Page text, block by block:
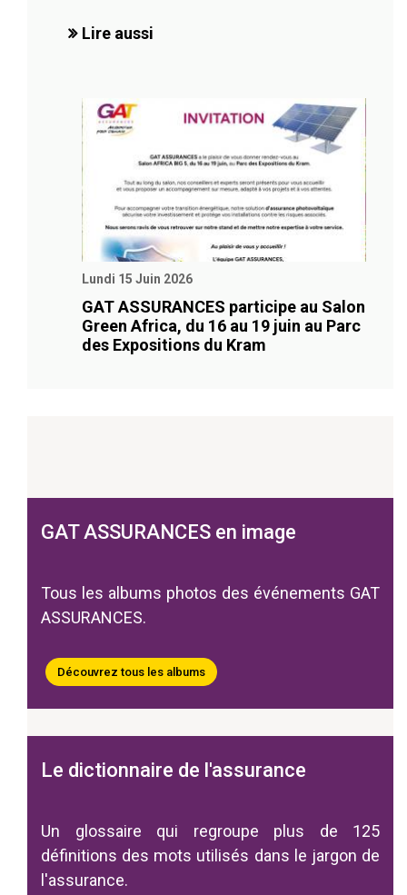
Lire aussi
Lundi 15 Juin 2026
GAT ASSURANCES participe au Salon
Green Africa, du 16 au 19 juin au Parc
des Expositions du Kram
GAT ASSURANCES en image
Tous les albums photos des événements GAT
ASSURANCES.
Découvrez tous les albums
Le dictionnaire de l'assurance
Un glossaire qui regroupe plus de 125
définitions des mots utilisés dans le jargon de
l'assurance.